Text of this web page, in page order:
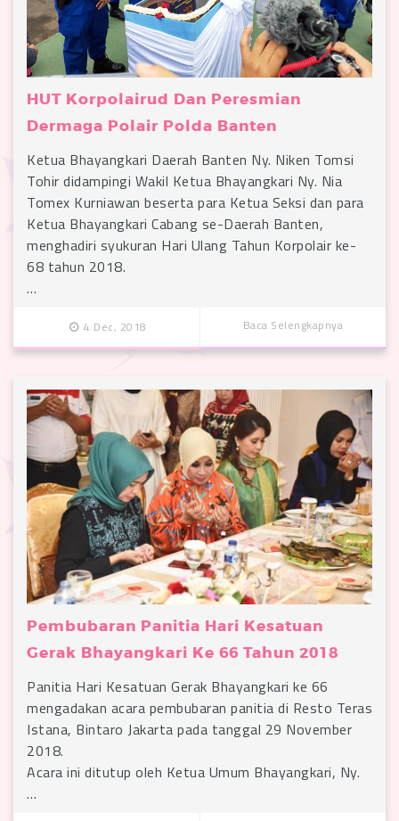
HUT Korpolairud Dan Peresmian
Dermaga Polair Polda Banten
Ketua Bhayangkari Daerah Banten Ny. Niken Tomsi
Tohir didampingi Wakil Ketua Bhayangkari Ny. Nia
Tomex Kurniawan beserta para Ketua Seksi dan para
Ketua Bhayangkari Cabang se-Daerah Banten,
menghadiri syukuran Hari Ulang Tahun Korpolair ke-
68 tahun 2018.
…
4 Dec, 2018 Baca Selengkapnya
Pembubaran Panitia Hari Kesatuan
Gerak Bhayangkari Ke 66 Tahun 2018
Panitia Hari Kesatuan Gerak Bhayangkari ke 66
mengadakan acara pembubaran panitia di Resto Teras
Istana, Bintaro Jakarta pada tanggal 29 November
2018.
Acara ini ditutup oleh Ketua Umum Bhayangkari, Ny.
…